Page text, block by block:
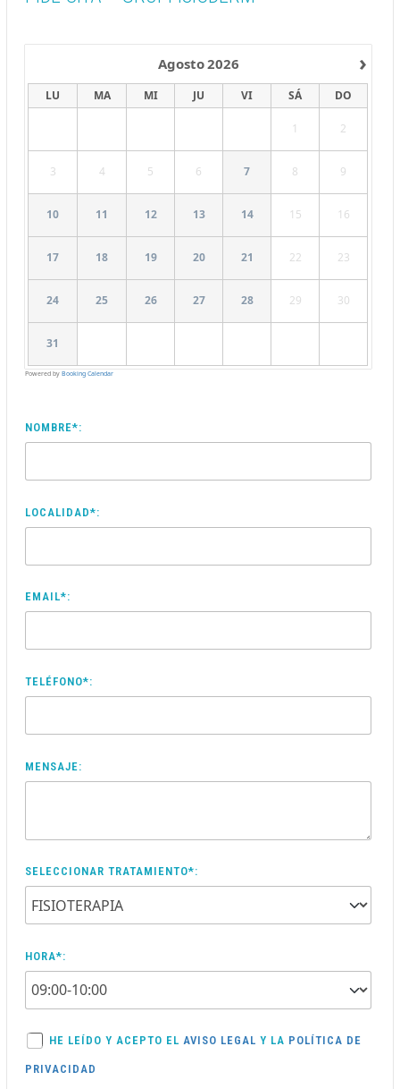
›
Agosto2026
LU MA MI JU VI SÁ DO
1 2
3 4 5 6 7 8 9
10 11 12 13 14 15 16
17 18 19 20 21 22 23
24 25 26 27 28 29 30
31
Powered byBooking Calendar
NOMBRE*:
LOCALIDAD*:
EMAIL*:
TELÉFONO*:
MENSAJE:
SELECCIONAR TRATAMIENTO*:
HORA*:
HE LEÍDO Y ACEPTO EL AVISO LEGAL Y LA POLÍTICA DE
PRIVACIDAD